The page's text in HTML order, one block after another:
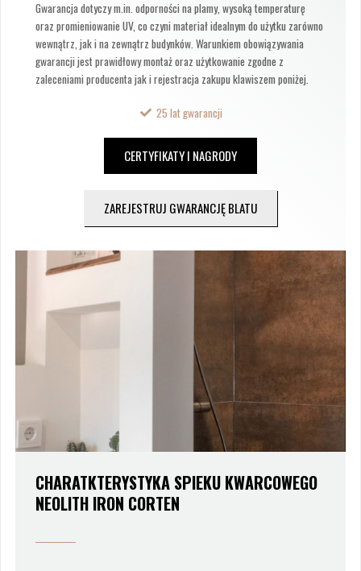
Gwarancja dotyczy m.in. odporności na plamy, wysoką temperaturę
oraz promieniowanie UV, co czyni materiał idealnym do użytku zarówno
wewnątrz, jak i na zewnątrz budynków. Warunkiem obowiązywania
gwarancji jest prawidłowy montaż oraz użytkowanie zgodne z
zaleceniami producenta jak i rejestracja zakupu klawiszem poniżej.
25 lat gwarancji
CERTYFIKATY I NAGRODY
ZAREJESTRUJ GWARANCJĘ BLATU
CHARATKTERYSTYKA SPIEKU KWARCOWEGO
NEOLITH IRON CORTEN